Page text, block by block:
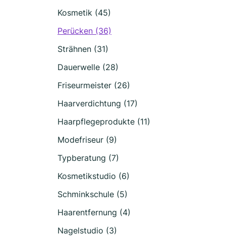
Kosmetik (45)
Perücken (36)
Strähnen (31)
Dauerwelle (28)
Friseurmeister (26)
Haarverdichtung (17)
Haarpflegeprodukte (11)
Modefriseur (9)
Typberatung (7)
Kosmetikstudio (6)
Schminkschule (5)
Haarentfernung (4)
Nagelstudio (3)